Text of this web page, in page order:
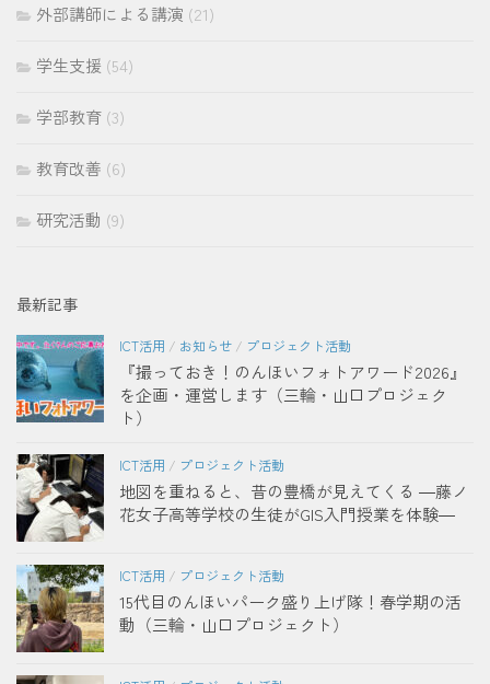
外部講師による講演 (21)
学生支援 (54)
学部教育 (3)
教育改善 (6)
研究活動 (9)
最新記事
ICT活用 / お知らせ / プロジェクト活動
『撮っておき！のんほいフォトアワード2026』
を企画・運営します（三輪・山口プロジェク
ト）
ICT活用 / プロジェクト活動
地図を重ねると、昔の豊橋が見えてくる ―藤ノ
花女子高等学校の生徒がGIS入門授業を体験―
ICT活用 / プロジェクト活動
15代目のんほいパーク盛り上げ隊！春学期の活
動（三輪・山口プロジェクト）